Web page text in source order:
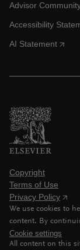
Advisor
Accessibility
AI Statement
Copyright
Terms of Use
Privacy Policy
We use cookies to
content. By
Cookie settings
All content on this